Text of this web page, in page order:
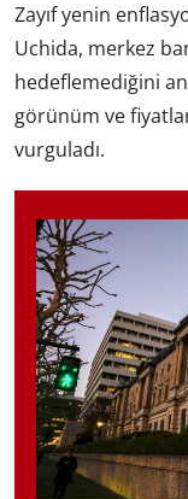
Zayıf yenin
Uchida, merkez
hedeflemediğini
görünüm ve fiyatlar
vurguladı.